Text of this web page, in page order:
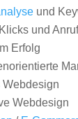
und
und
Erfolg
Webdesign
Webdesign